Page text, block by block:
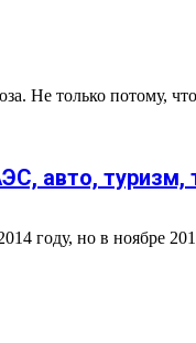
Не только потому,
авто, туризм,
году, но в ноябре